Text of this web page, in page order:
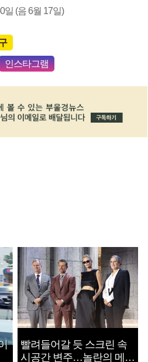
일 (음 6월 17일)
인스타그램
빨려들어갈 듯 스크린 속
시공간 변주…놀란의 메시